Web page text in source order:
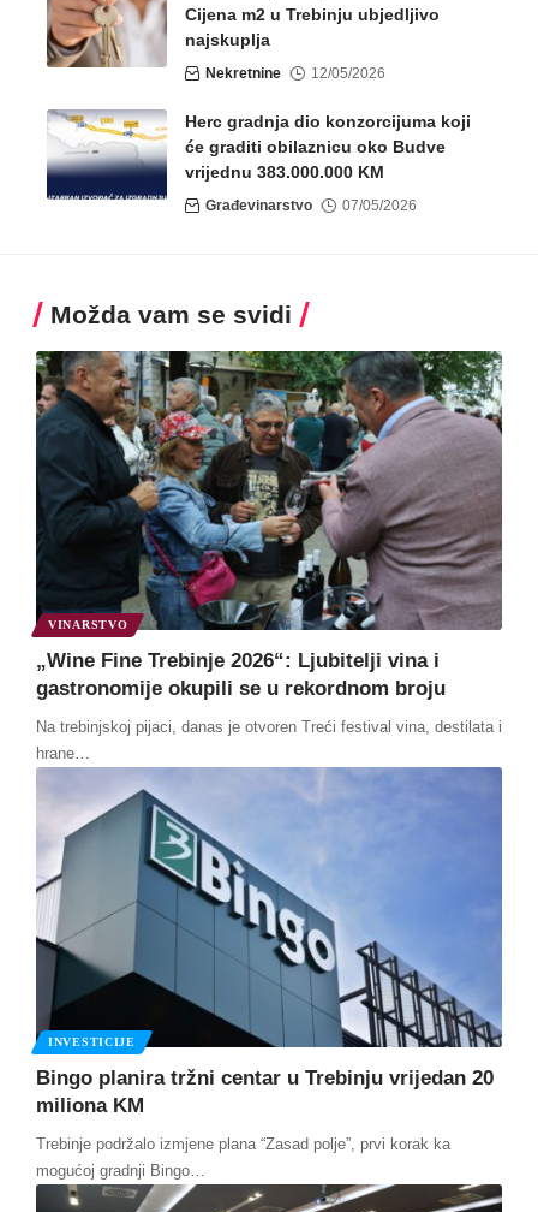
Cijena m2 u Trebinju ubjedljivo
najskuplja
Nekretnine 12/05/2026
Herc gradnja dio konzorcijuma koji
će graditi obilaznicu oko Budve
vrijednu 383.000.000 KM
Građevinarstvo 07/05/2026
Možda vam se svidi
VINARSTVO
„Wine Fine Trebinje 2026“: Ljubitelji vina i
gastronomije okupili se u rekordnom broju
Na trebinjskoj pijaci, danas je otvoren Treći festival vina, destilata i
hrane…
INVESTICIJE
Bingo planira tržni centar u Trebinju vrijedan 20
miliona KM
Trebinje podržalo izmjene plana “Zasad polje”, prvi korak ka
mogućoj gradnji Bingo…